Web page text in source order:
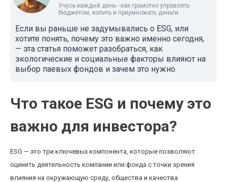
Учусь каждый день - как грамотно управлять
бюджетом, копить и приумножать деньги
Если вы раньше не задумывались о ESG, или
хотите понять, почему это важно именно сегодня,
— эта статья поможет разобраться, как
экологические и социальные факторы влияют на
выбор паевых фондов и зачем это нужно.
Что такое ESG и почему это
важно для инвестора?
ESG — это три ключевых компонента, которые позволяют
оценить деятельность компании или фонда с точки зрения
влияния на окружающую среду, общества и качества